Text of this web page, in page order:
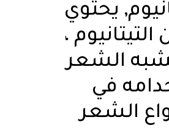
يحتوي
،
الشعر
في
الشعر